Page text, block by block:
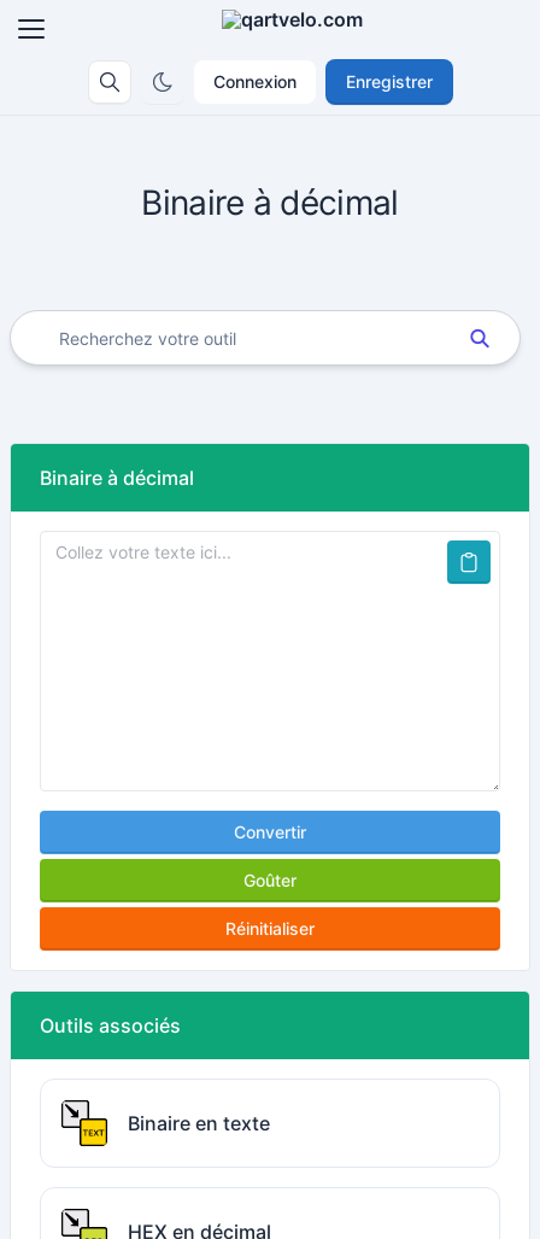
Connexion Enregistrer
Binaire à décimal
Binaire à décimal
Convertir
Goûter
Réinitialiser
Outils associés
Binaire en texte
HEX en décimal